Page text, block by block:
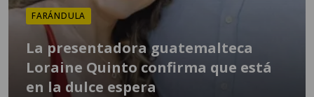
FARÁNDULA
La presentadora guatemalteca
Loraine Quinto confirma que está
en la dulce espera